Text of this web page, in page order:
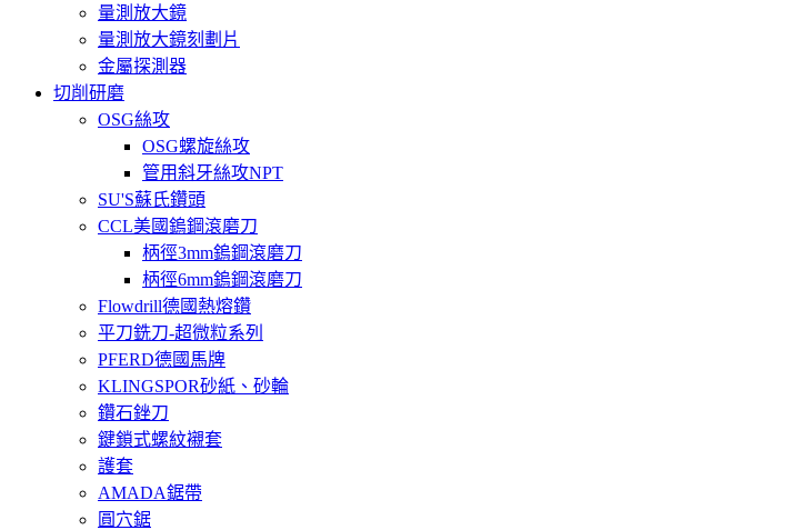
量測放大鏡
量測放大鏡刻劃片
金屬探測器
切削研磨
OSG絲攻
OSG螺旋絲攻
管用斜牙絲攻NPT
SU'S蘇氏鑽頭
CCL美國鎢鋼滾磨刀
柄徑3mm鎢鋼滾磨刀
柄徑6mm鎢鋼滾磨刀
Flowdrill德國熱熔鑽
平刀銑刀-超微粒系列
PFERD德國馬牌
KLINGSPOR砂紙、砂輪
鑽石銼刀
鍵鎖式螺紋襯套
護套
AMADA鋸帶
圓穴鋸